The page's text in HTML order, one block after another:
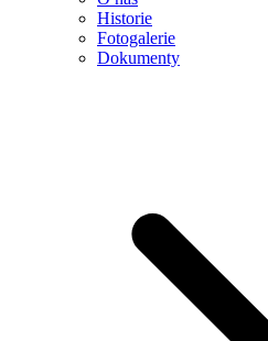
Historie
Fotogalerie
Dokumenty